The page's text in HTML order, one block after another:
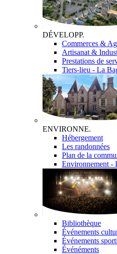
DÉVELOPP.
Commerces &
Artisanat &
Prestations de
Tiers-lieu - La
ENVIRONNE.
Hébergement
Les randonnées
Plan de la
Environnement -
Bibliothèque
Événements
Événements
Événéments